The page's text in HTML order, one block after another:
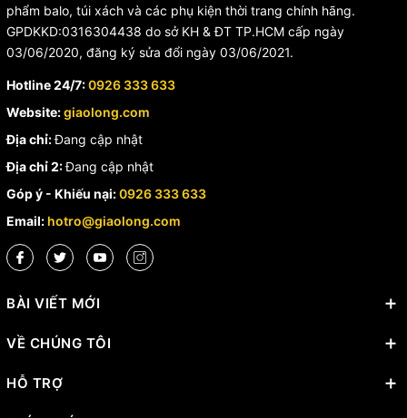
phẩm balo, túi xách và các phụ kiện thời trang chính hãng.
GPDKKD:0316304438 do sở KH & ĐT TP.HCM cấp ngày
03/06/2020, đăng ký sửa đổi ngày 03/06/2021.
Hotline 24/7:0926 333 633
Website:giaolong.com
Địa chỉ:Đang cập nhật
Địa chỉ 2:Đang cập nhật
Góp ý - Khiếu nại:0926 333 633
Email: hotro@giaolong.com
BÀI VIẾT MỚI
VỀ CHÚNG TÔI
HỖ TRỢ